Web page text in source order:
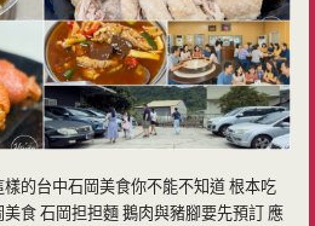
的台中石岡美食你不能不知道 根本吃
食 石岡担担麵 鵝肉與豬腳要先預訂 應